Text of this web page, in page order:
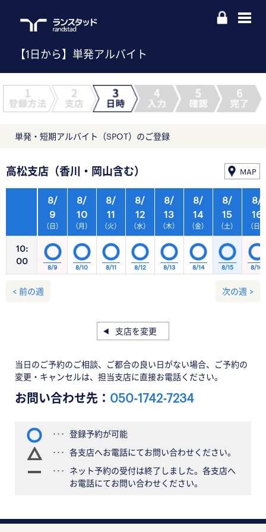
【1日から】単発アルバイト
単発・短期アルバイト（SPOT）のご登録
高松支店（香川・岡山含む） MAP
10:
00
8/
9
（日）
8/
10
（月）
8/
11
（火）
8/
12
（水）
8/
13
（木）
8/
14
（金）
8/
15
（土）
8/9 8/10 8/11 8/12 8/13 8/14 8/15
8/
16
（日）
8/16
< 前の週 次の週 >
支店を変更
当日のご予約のご相談、ご都合の良い日がない場合、ご予約の
変更・キャンセルは、担当支店に直接お電話ください。
お問い合わせ先： 050-1742-7234
登録予約が可能
各支店へお電話にてお問い合わせください。
ネット予約の受付は終了しました。各支店へ
お電話にてお問い合わせください。